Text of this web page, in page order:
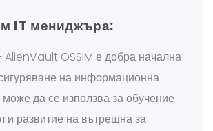
IT мениджъра:
AlienVault OSSIM е добра начална
на информационна
може да се използва за обучение
и развитие на вътрешна за